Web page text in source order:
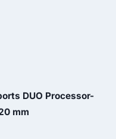
DUO Processor-
mm